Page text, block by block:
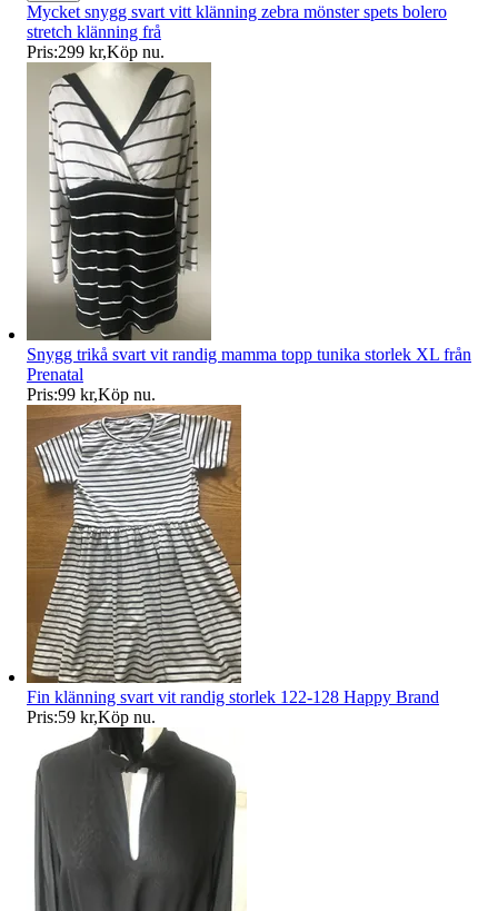
Mycket snygg svart vitt klänning zebra mönster spets bolero
stretch klänning frå
Pris:299 kr,Köp nu.
Snygg trikå svart vit randig mamma topp tunika storlek XL från
Prenatal
Pris:99 kr,Köp nu.
Fin klänning svart vit randig storlek 122-128 Happy Brand
Pris:59 kr,Köp nu.